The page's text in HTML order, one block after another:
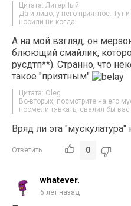
Цитата: ЛитерНый
Да и лицо, у него приятное. Тут
носили ни когда!
А на мой взгляд, он
блюющий смайлик,
русдтп**). Странно, что
такое "приятным"
Цитата: Oleg
Во-вторых, посмотрите на его
посмели тявкать, свалил бы
Вряд ли эта
Ответить 0
whatever.
6 лет назад